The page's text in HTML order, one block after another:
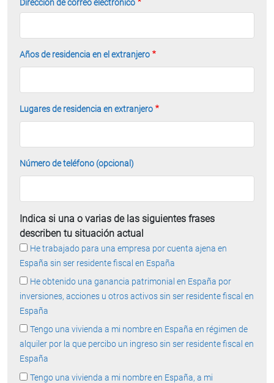
Dirección de correo electrónico
Años de residencia en el extranjero
Lugares de residencia en extranjero
Número de teléfono (opcional)
Indica si una o varias de las siguientes frases
describen tu situación actual
He trabajado para una empresa por cuenta ajena en
España sin ser residente fiscal en España
He obtenido una ganancia patrimonial en España por
inversiones, acciones u otros activos sin ser residente fiscal en
España
Tengo una vivienda a mi nombre en España en régimen de
alquiler por la que percibo un ingreso sin ser residente fiscal en
España
Tengo una vivienda a mi nombre en España, a mi